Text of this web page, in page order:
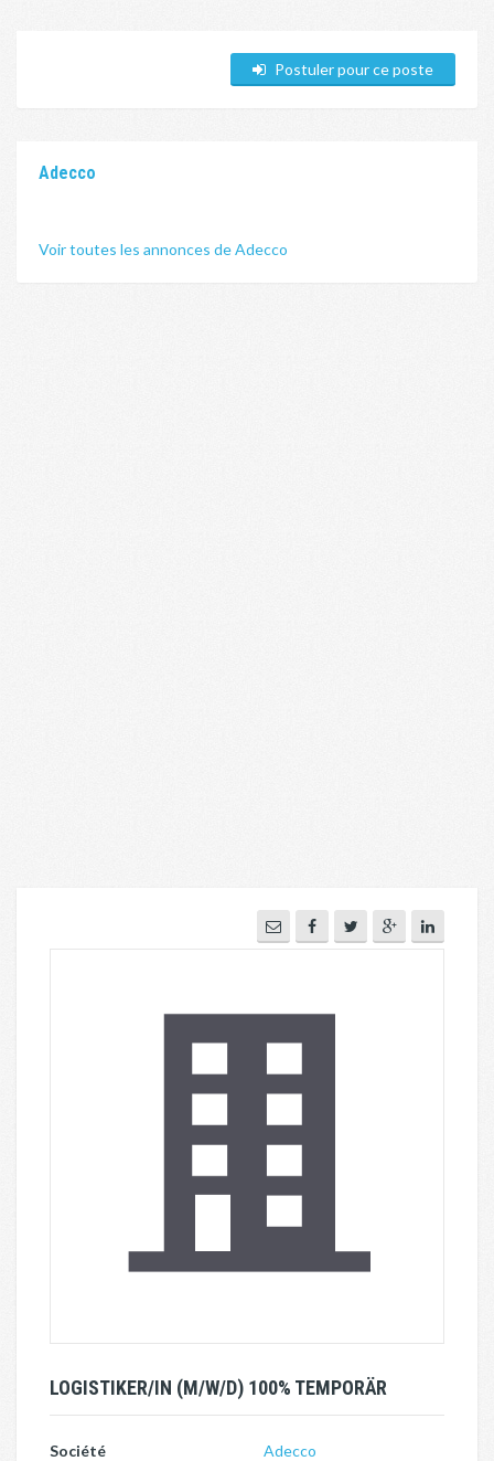
Postuler pour ce poste
Adecco
Voir toutes les annonces de Adecco
LOGISTIKER/IN (M/W/D) 100% TEMPORÄR
Société
Adecco